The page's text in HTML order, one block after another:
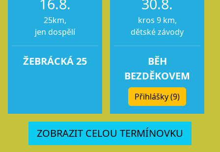
25km,
jen dospělí
ŽEBRÁCKÁ 25
kros 9 km,
dětské závody
BĚH
BEZDĚKOVEM
Přihlášky (9)
ZOBRAZIT CELOU TERMÍNOVKU